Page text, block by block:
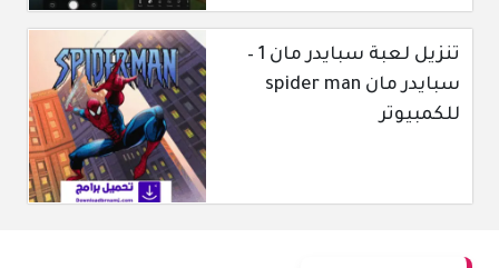
تنزيل لعبة سبايدر مان 1 –
سبايدر مان spider man
للكمبيوتر